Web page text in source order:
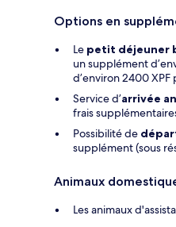
Options en
Le petit déjeuner
un supplément
d’environ 2400 XPF
Service d’arrivée
frais
Possibilité de
supplément (sous
Animaux
Les animaux